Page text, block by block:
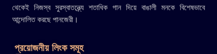
থেকেই নিজস্ব সুরস্বাতন্ত্র্যে শতাধিক গান দিয়ে বাঙালী মনকে বিশেষভাবে
আন্দোলিত করছে পানজেরী।
প্রয়োজনীয় লিংক সমূহ